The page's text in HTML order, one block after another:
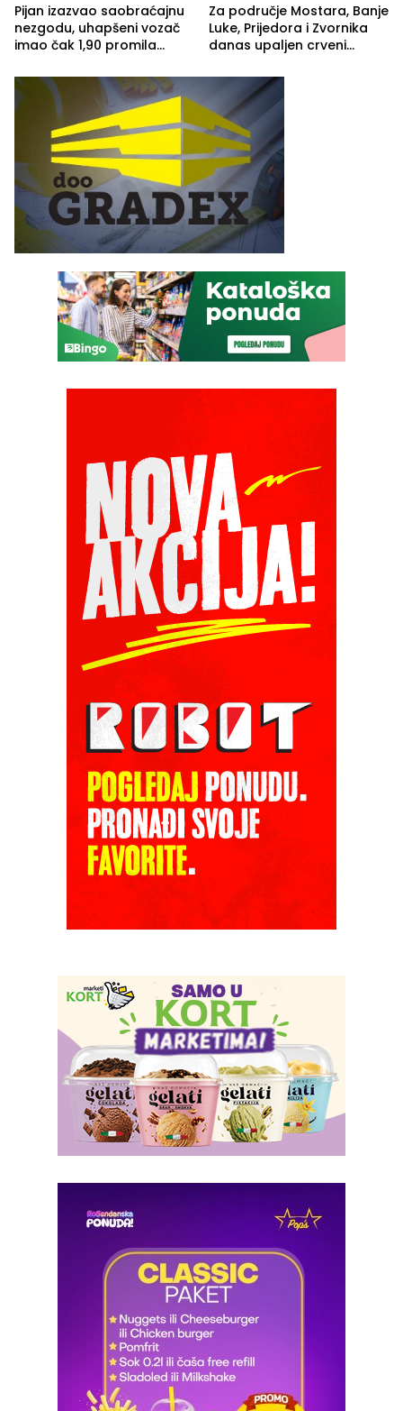
Pijan izazvao saobraćajnu
nezgodu, uhapšeni vozač
imao čak 1,90 promila
Za područje Mostara, Banje
Luke, Prijedora i Zvornika
danas upaljen crveni